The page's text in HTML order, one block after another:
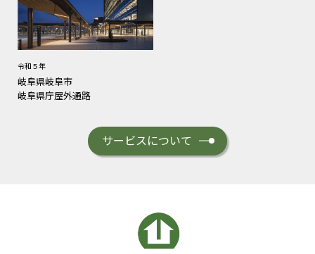
令和５年
岐阜県岐阜市
岐阜県庁屋外通路
サービスについて